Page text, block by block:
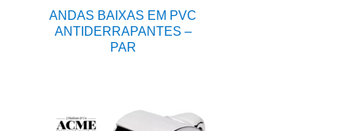
ANDAS BAIXAS EM PVC
ANTIDERRAPANTES –
PAR